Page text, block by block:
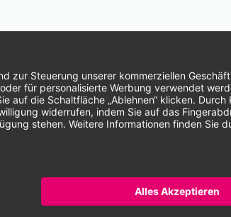
| * Alle Preise zzgl. gesetzlicher Mehrwertsteuer